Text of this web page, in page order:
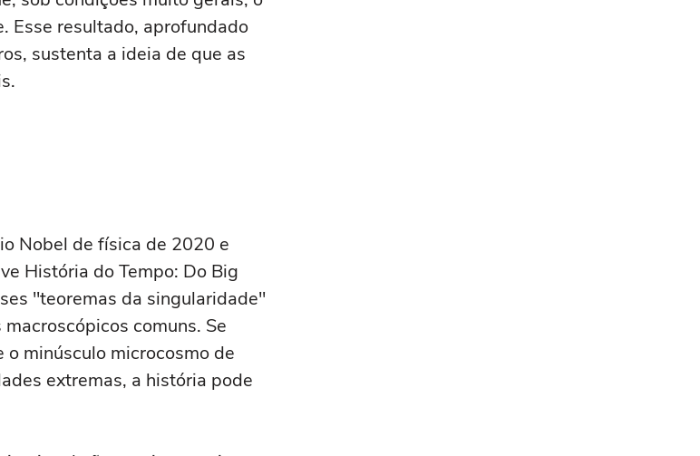
Esse resultado, aprofundado
sustenta a ideia de que as
Nobel de física de 2020 e
História do Tempo: Do Big
"teoremas da singularidade"
comuns. Se
minúsculo microcosmo de
extremas, a história pode